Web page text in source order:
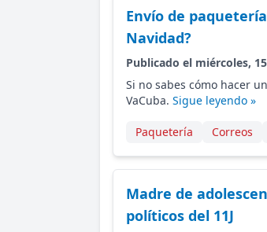
Envío de
Navidad?
Publicado el miércoles,
Si no sabes cómo hacer
VaCuba. Sigue leyendo »
Paquetería Correos
Madre de
políticos del 11J